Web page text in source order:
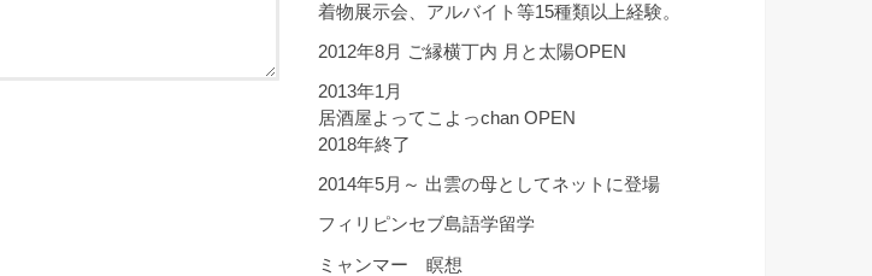
着物展示会、アルバイト等15種類以上経験。
2012年8月 ご縁横丁内 月と太陽OPEN
2013年1月
居酒屋よってこよっchan OPEN
2018年終了
2014年5月～ 出雲の母としてネットに登場
フィリピンセブ島語学留学
ミャンマー 瞑想